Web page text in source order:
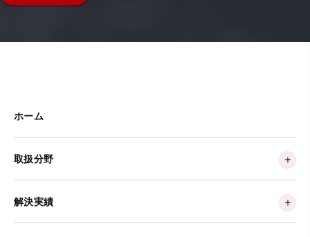
ホーム
取扱分野
解決実績